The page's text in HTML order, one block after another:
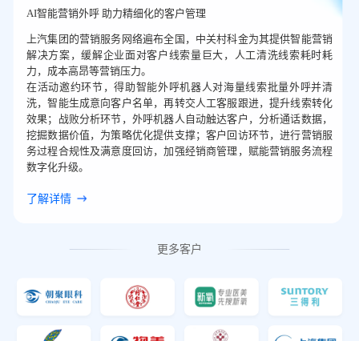
AI智能营销外呼 助力精细化的客户管理
上汽集团的营销服务网络遍布全国，中关村科金为其提供智能营销
解决方案，缓解企业面对客户线索量巨大，人工清洗线索耗时耗
力，成本高昂等营销压力。
在活动邀约环节，得助智能外呼机器人对海量线索批量外呼并清
洗，智能生成意向客户名单，再转交人工客服跟进，提升线索转化
效果；战败分析环节，外呼机器人自动触达客户，分析通话数据，
挖掘数据价值，为策略优化提供支撑；客户回访环节，进行营销服
务过程合规性及满意度回访，加强经销商管理，赋能营销服务流程
数字化升级。
了解详情
更多客户